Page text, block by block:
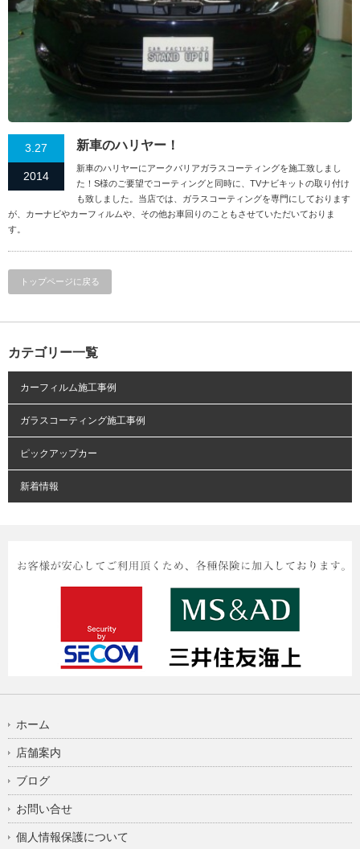
3.27
2014
新車のハリヤー！
新車のハリヤーにアークバリアガラスコーティングを施工致しまし
た！S様のご要望でコーティングと同時に、TVナビキットの取り付け
も致しました。当店では、ガラスコーティングを専門にしております
が、カーナビやカーフィルムや、その他お車回りのこともさせていただいておりま
す。
トップページに戻る
カテゴリー一覧
カーフィルム施工事例
ガラスコーティング施工事例
ピックアップカー
新着情報
ホーム
店舗案内
ブログ
お問い合せ
個人情報保護について